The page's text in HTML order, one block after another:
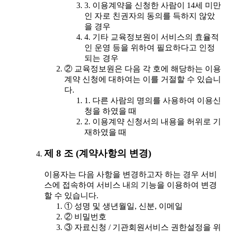
3. 이용계약을 신청한 사람이 14세 미만
인 자로 친권자의 동의를 득하지 않았
을 경우
4. 기타 교육정보원이 서비스의 효율적
인 운영 등을 위하여 필요하다고 인정
되는 경우
② 교육정보원은 다음 각 호에 해당하는 이용
계약 신청에 대하여는 이를 거절할 수 있습니
다.
1. 다른 사람의 명의를 사용하여 이용신
청을 하였을 때
2. 이용계약 신청서의 내용을 허위로 기
재하였을 때
제 8 조 (계약사항의 변경)
이용자는 다음 사항을 변경하고자 하는 경우 서비
스에 접속하여 서비스 내의 기능을 이용하여 변경
할 수 있습니다.
① 성명 및 생년월일, 신분, 이메일
② 비밀번호
③ 자료신청 / 기관회원서비스 권한설정을 위